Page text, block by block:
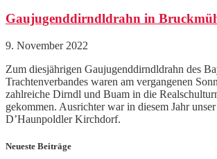
Gaujugenddirndldrahn in
9. November 2022
Zum diesjährigen Gaujugenddirndldrahn des
Trachtenverbandes waren am vergangenen
zahlreiche Dirndl und Buam in die
gekommen. Ausrichter war in diesem Jahr
D’Haunpoldler Kirchdorf.
Neueste Beiträge